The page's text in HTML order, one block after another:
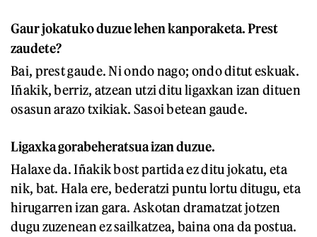
Gaur jokatuko duzue lehen kanporaketa. Prest
zaudete?
Bai, prest gaude. Ni ondo nago; ondo ditut eskuak.
Iñakik, berriz, atzean utzi ditu ligaxkan izan dituen
osasun arazo txikiak. Sasoi betean gaude.
Ligaxka gorabeheratsua izan duzue.
Halaxe da. Iñakik bost partida ez ditu jokatu, eta
nik, bat. Hala ere, bederatzi puntu lortu ditugu, eta
hirugarren izan gara. Askotan dramatzat jotzen
dugu zuzenean ez sailkatzea, baina ona da postua.